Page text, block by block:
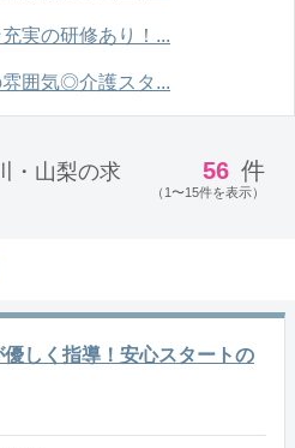
実の研修あり！...
囲気◎介護スタ...
・山梨の求
56 件
（1〜15件を表示）
しく指導！安心スタートの